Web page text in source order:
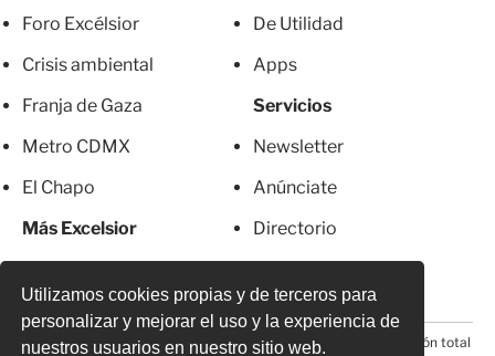
Utilizamos cookies propias y de terceros para
personalizar y mejorar el uso y la experiencia de
nuestros usuarios en nuestro sitio web.
Foro Excélsior
Crisis ambiental
Franja de Gaza
Metro CDMX
El Chapo
Más Excelsior
De Utilidad
Apps
Servicios
Newsletter
Anúnciate
Directorio
© 2026 Todos los derechos reservados. Prohibida la reproducción total